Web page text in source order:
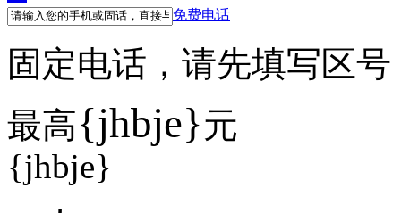
免费电话
固定电话，请先填写区
最高{jhbje}元
{jhbje}